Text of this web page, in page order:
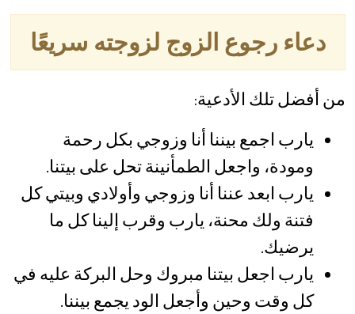
دعاء رجوع الزوج لزوجته سريعًا
من أفضل تلك الأدعية:
يارب اجمع بيننا أنا وزوجي بكل رحمة
ومودة، واجعل الطمأنينة تحل على بيتنا.
يارب ابعد عننا أنا وزوجي وأولادي وبيتي كل
فتنة ولك محنة، يارب وقرب إلينا كل ما
يرضيك.
يارب اجعل بيتنا مبروك وحل البركة عليه في
كل وقت وحين وأجعل الود يجمع بيننا.